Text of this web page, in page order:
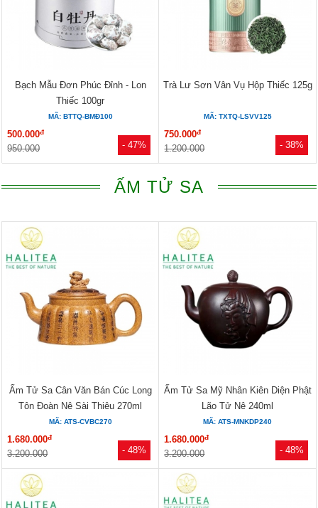
- 47%
Bạch Mẫu Đơn Phúc Đỉnh - Lon
Thiếc 100gr
MÃ: BTTQ-BMĐ100
500.000đ
950.000 - 38%
Trà Lư Sơn Vân Vụ Hộp Thiếc 125g
MÃ: TXTQ-LSVV125
750.000đ
1.200.000
ẤM TỬ SA
- 48%
Ấm Tử Sa Cân Văn Bán Cúc Long
Tôn Đoàn Nê Sài Thiêu 270ml
MÃ: ATS-CVBC270
1.680.000đ
3.200.000 - 48%
Ấm Tử Sa Mỹ Nhân Kiên Diện Phật
Lão Tử Nê 240ml
MÃ: ATS-MNKDP240
1.680.000đ
3.200.000